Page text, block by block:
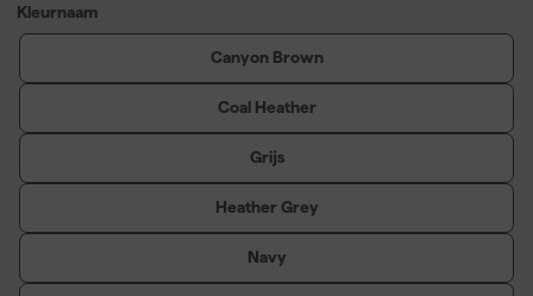
Kleurnaam
Canyon Brown
Coal Heather
Grijs
Heather Grey
Navy